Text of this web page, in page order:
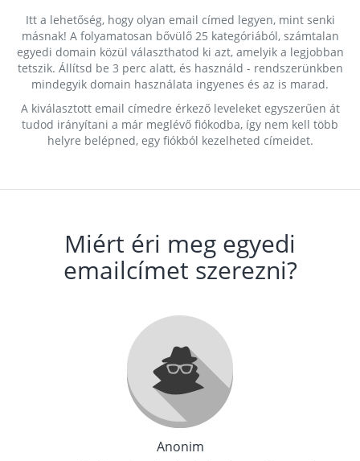
Itt a lehetőség, hogy olyan email címed legyen, mint senki
másnak! A folyamatosan bővülő 25 kategóriából, számtalan
egyedi domain közül választhatod ki azt, amelyik a legjobban
tetszik. Állítsd be 3 perc alatt, és használd - rendszerünkben
mindegyik domain használata ingyenes és az is marad.
A kiválasztott email címedre érkező leveleket egyszerűen át
tudod irányítani a már meglévő fiókodba, így nem kell több
helyre belépned, egy fiókból kezelheted címeidet.
Miért éri meg egyedi
emailcímet szerezni?
Anonim